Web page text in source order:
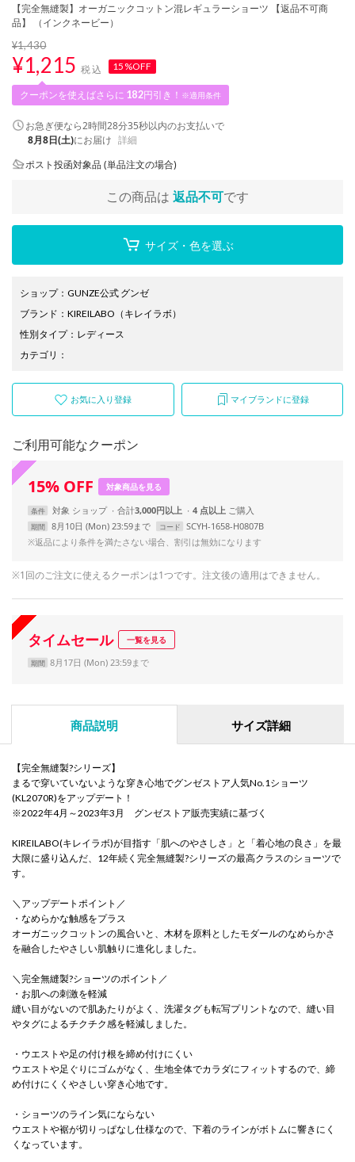
【完全無縫製】オーガニックコットン混レギュラーショーツ 【返品不可商
品】 （インクネービー）
¥1,430
¥1,215 税込 15%OFF
クーポンを使えばさらに 182円引き！ ※適用条件
お急ぎ便なら2時間28分34秒以内のお支払いで
8月8日(土)にお届け 詳細
ポスト投函対象品 (単品注文の場合)
この商品は 返品不可です
サイズ・色を選ぶ
ショップ： GUNZE公式 グンゼ
ブランド ： KIREILABO （キレイラボ）
性別タイプ： レディース
カテゴリ ：
お気に入り登録 マイブランドに登録
ご利用可能なクーポン
15% OFF 対象商品を見る
条件 対象 ショップ 合計3,000円以上 4 点以上
期間 8月10日 (Mon) 23:59まで コード
SCYH-1658-H0807B
※返品により条件を満たさない場合、割引は無効になります
※1回のご注文に使えるクーポンは1つです。注文後の適用はできません。
タイムセール 一覧を見る
期間 8月17日 (Mon) 23:59まで
商品説明 サイズ詳細
【完全無縫製?シリーズ】
まるで穿いていないような穿き心地でグンゼストア人気No.1ショーツ
(KL2070R)をアップデート！
※2022年4月～2023年3月 グンゼストア販売実績に基づく
KIREILABO(キレイラボ)が目指す「肌へのやさしさ」と「着心地の良さ」を最
大限に盛り込んだ、12年続く完全無縫製?シリーズの最高クラスのショーツで
す。
＼アップデートポイント／
・なめらかな触感をプラス
オーガニックコットンの風合いと、木材を原料としたモダールのなめらかさ
を融合したやさしい肌触りに進化しました。
＼完全無縫製?ショーツのポイント／
・お肌への刺激を軽減
縫い目がないので肌あたりがよく、洗濯タグも転写プリントなので、縫い目
やタグによるチクチク感を軽減しました。
・ウエストや足の付け根を締め付けにくい
ウエストや足ぐりにゴムがなく、生地全体でカラダにフィットするので、締
め付けにくくやさしい穿き心地です。
・ショーツのライン気にならない
ウエストや裾が切りっぱなし仕様なので、下着のラインがボトムに響きにく
くなっています。